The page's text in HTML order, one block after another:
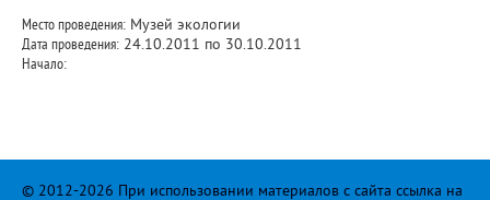
Место проведения: Музей экологии
Дата проведения: 24.10.2011 по 30.10.2011
Начало:
© 2012-2026 При использовании материалов с сайта ссылка на